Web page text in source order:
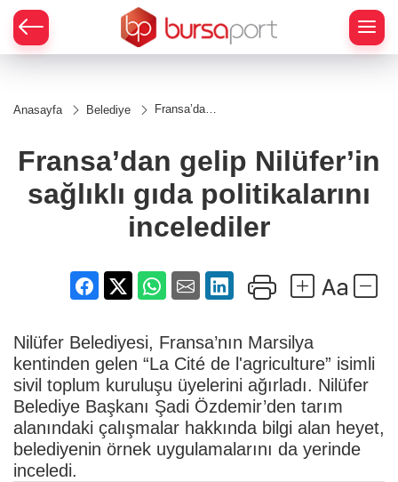
Anasayfa Belediye
Fransa’dan
gıda
politikalarını
incelediler
Fransa’dan gelip Nilüfer’in
sağlıklı gıda politikalarını
incelediler
Nilüfer Belediyesi, Fransa’nın Marsilya
kentinden gelen “La Cité de l'agriculture” isimli
sivil toplum kuruluşu üyelerini ağırladı. Nilüfer
Belediye Başkanı Şadi Özdemir’den tarım
alanındaki çalışmalar hakkında bilgi alan heyet,
belediyenin örnek uygulamalarını da yerinde
inceledi.